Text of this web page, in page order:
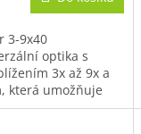
3-9x40
optika s
3x až 9x a
která umožňuje